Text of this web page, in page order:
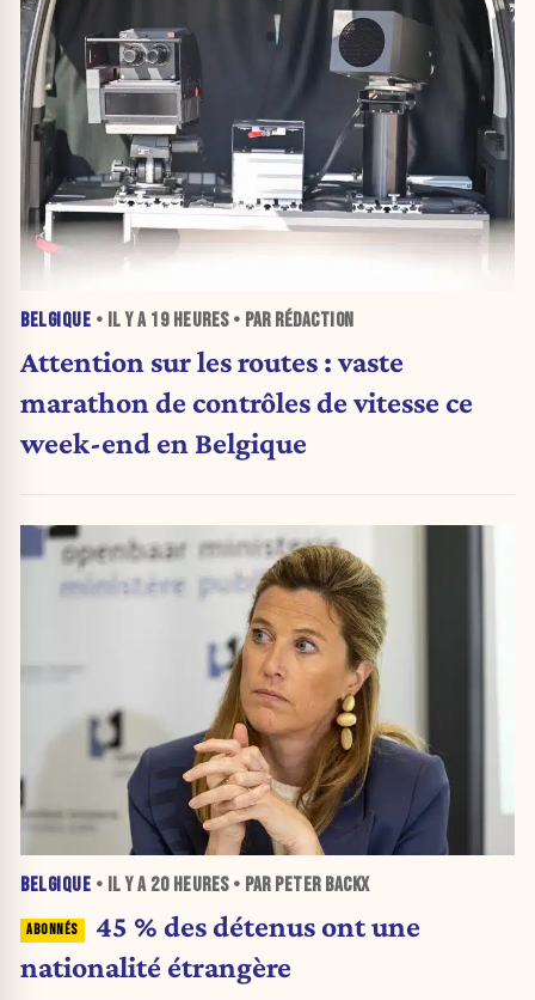
BELGIQUE • IL Y A 19 HEURES• PAR RÉDACTION
Attention sur les routes : vaste
marathon de contrôles de vitesse ce
week-end en Belgique
BELGIQUE • IL Y A 20 HEURES• PAR PETER BACKX
45 % des détenus ont une
nationalité étrangère